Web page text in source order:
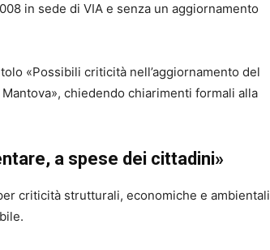
in sede di VIA e senza un aggiornamento
«Possibili criticità nell’aggiornamento del
chiedendo chiarimenti formali alla
a spese dei cittadini»
criticità strutturali, economiche e ambientali